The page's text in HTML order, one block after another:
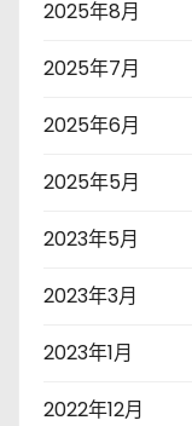
2025年8月
2025年7月
2025年6月
2025年5月
2023年5月
2023年3月
2023年1月
2022年12月